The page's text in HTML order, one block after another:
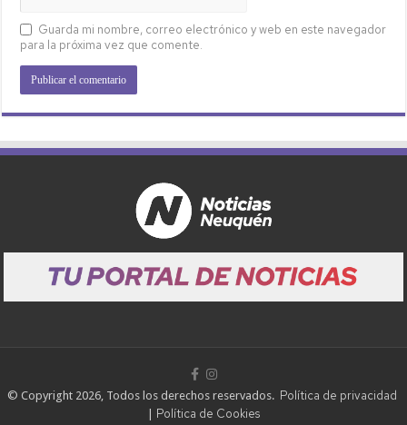
Guarda mi nombre, correo electrónico y web en este navegador
para la próxima vez que comente.
© Copyright 2026, Todos los derechos reservados. Política de privacidad
Política de Cookies